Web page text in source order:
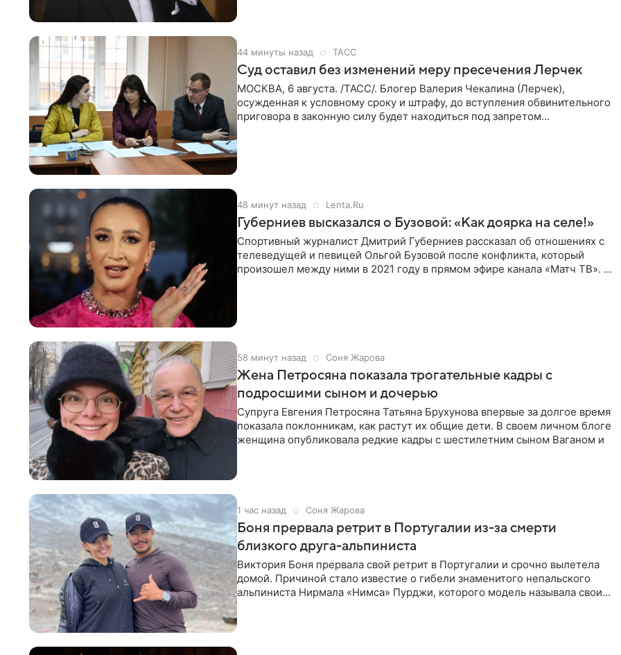
45 минут назад ТАСС
Суд оставил без изменений меру пресечения Лерчек
МОСКВА, 6 августа. /ТАСС/. Блогер Валерия Чекалина (Лерчек),
осужденная к условному сроку и штрафу, до вступления обвинительного
приговора в законную силу будет находиться под запретом
49 минут назад Lenta.Ru
Губерниев высказался о Бузовой: «Как доярка на селе!»
Спортивный журналист Дмитрий Губерниев рассказал об отношениях с
телеведущей и певицей Ольгой Бузовой после конфликта, который
произошел между ними в 2021 году в прямом эфире канала «Матч ТВ». В
59 минут назад Соня Жарова
Жена Петросяна показала трогательные кадры с
подросшими сыном и дочерью
Супруга Евгения Петросяна Татьяна Брухунова впервые за долгое время
показала поклонникам, как растут их общие дети. В своем личном блоге
женщина опубликовала редкие кадры с шестилетним сыном Ваганом и
1 час назад Соня Жарова
Боня прервала ретрит в Португалии из-за смерти
близкого друга-альпиниста
Виктория Боня прервала свой ретрит в Португалии и срочно вылетела
домой. Причиной стало известие о гибели знаменитого непальского
альпиниста Нирмала «Нимса» Пурджи, которого модель называла своим